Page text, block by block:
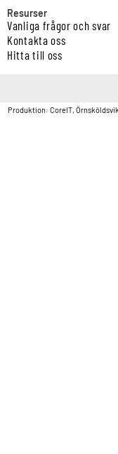
Resurser
Vanliga frågor och svar
Kontakta oss
Hitta till oss
Produktion: CoreIT, Örnsköldsvik